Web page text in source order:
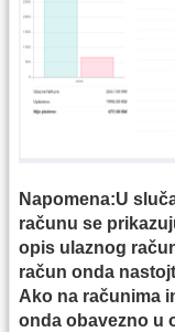
Napomena:U
računu se
opis ulaznog
račun onda
Ako na računima
onda obavezno u